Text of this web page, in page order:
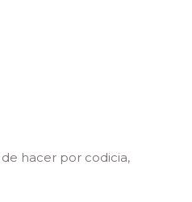
hacer por codicia,